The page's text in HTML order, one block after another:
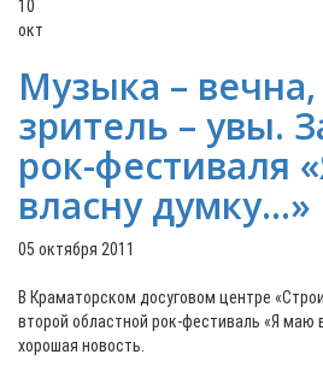
10
окт
Музыка – вечна,
зритель – увы.
рок-фестиваля
власну думку...»
05 октября 2011
В Краматорском досуговом центре
второй областной рок-фестиваль «Я маю
хорошая новость.